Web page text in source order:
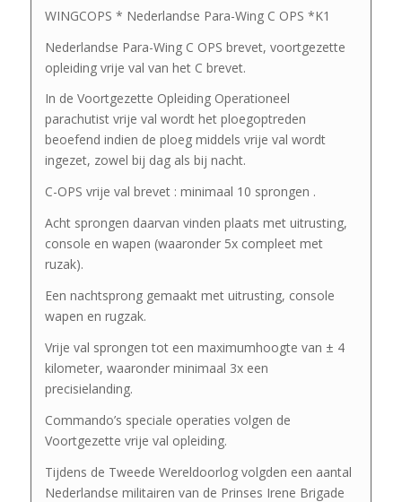
WINGCOPS * Nederlandse Para-Wing C OPS *K1
Nederlandse Para-Wing C OPS brevet, voortgezette
opleiding vrije val van het C brevet.
In de Voortgezette Opleiding Operationeel
parachutist vrije val wordt het ploegoptreden
beoefend indien de ploeg middels vrije val wordt
ingezet, zowel bij dag als bij nacht.
C-OPS vrije val brevet : minimaal 10 sprongen .
Acht sprongen daarvan vinden plaats met uitrusting,
console en wapen (waaronder 5x compleet met
ruzak).
Een nachtsprong gemaakt met uitrusting, console
wapen en rugzak.
Vrije val sprongen tot een maximumhoogte van ± 4
kilometer, waaronder minimaal 3x een
precisielanding.
Commando’s speciale operaties volgen de
Voortgezette vrije val opleiding.
Tijdens de Tweede Wereldoorlog volgden een aantal
Nederlandse militairen van de Prinses Irene Brigade